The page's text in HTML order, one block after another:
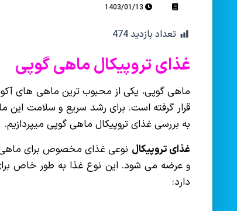
تعداد بازدید474
غذای تروپیکالماهی گوپی
ماهی گوپی، یکی از محبوب ترین ماهی های
قرار گرفته است. برای رشد سریع و سلامت این
به بررسی غذای تروپیکال ماهی گوپی میپردازیم.
غذای تروپیکال نوعی غذای مخصوص برای
و عرضه می شود. این نوع غذا به طور خاص
دارد: